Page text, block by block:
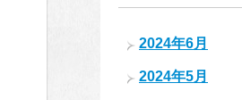
2024年6月
2024年5月